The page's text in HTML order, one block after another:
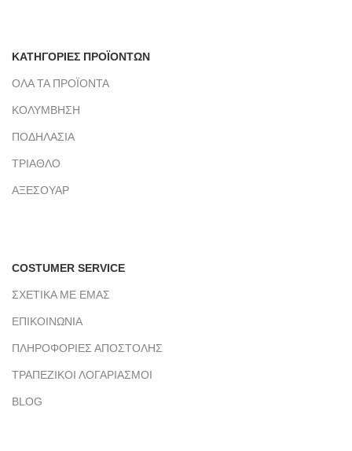
ΚΑΤΗΓΟΡΙΕΣ ΠΡΟΪΟΝΤΩΝ
ΟΛΑ ΤΑ ΠΡΟΪΟΝΤΑ
ΚΟΛΥΜΒΗΣΗ
ΠΟΔΗΛΑΣΙΑ
ΤΡΙΑΘΛΟ
ΑΞΕΣΟΥΑΡ
COSTUMER SERVICE
ΣΧΕΤΙΚΑ ΜΕ ΕΜΑΣ
ΕΠΙΚΟΙΝΩΝΙΑ
ΠΛΗΡΟΦΟΡΙΕΣ ΑΠΟΣΤΟΛΗΣ
ΤΡΑΠΕΖΙΚΟΙ ΛΟΓΑΡΙΑΣΜΟΙ
BLOG